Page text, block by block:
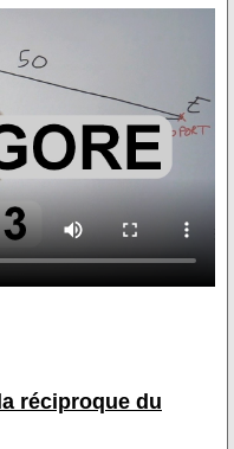
réciproque du